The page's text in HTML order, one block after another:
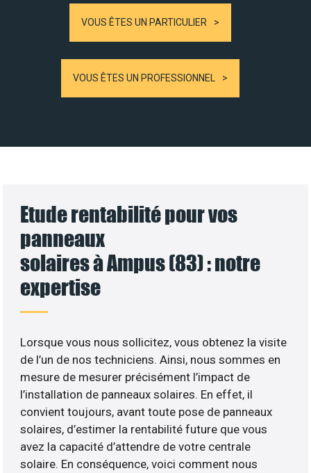
VOUS ÊTES UN PARTICULIER
VOUS ÊTES UN PROFESSIONNEL
Etude rentabilité pour vos
panneaux
solaires à Ampus (83) : notre
expertise
Lorsque vous nous sollicitez, vous obtenez la visite
de l’un de nos techniciens. Ainsi, nous sommes en
mesure de mesurer précisément l’impact de
l’installation de panneaux solaires. En effet, il
convient toujours, avant toute pose de panneaux
solaires, d’estimer la rentabilité future que vous
avez la capacité d’attendre de votre centrale
solaire. En conséquence, voici comment nous